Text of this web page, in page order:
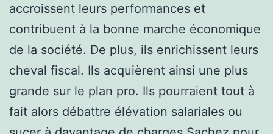
accroissent leurs performances et
contribuent à la bonne marche économique
de la société. De plus, ils enrichissent leurs
cheval fiscal. Ils acquièrent ainsi une plus
grande sur le plan pro. Ils pourraient tout à
fait alors débattre élévation salariales ou